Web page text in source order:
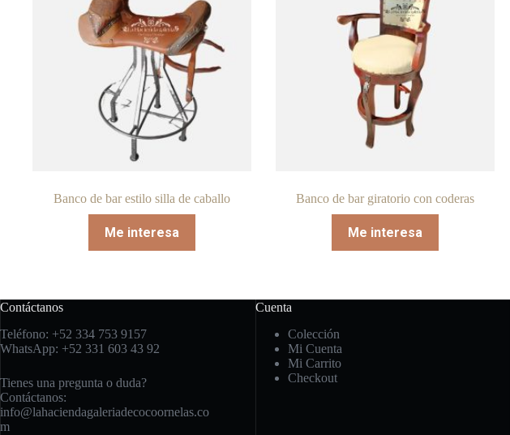
Banco de bar estilo silla de caballo
Me interesa
Banco de bar giratorio con coderas
Me interesa
Contáctanos
Teléfono: +52 334 753 9157
WhatsApp: +52 331 603 43 92
Tienes una pregunta o duda?
Contáctanos:
info@lahaciendagaleriadecocoornelas.co
m
Cuenta
Colección
Mi Cuenta
Mi Carrito
Checkout